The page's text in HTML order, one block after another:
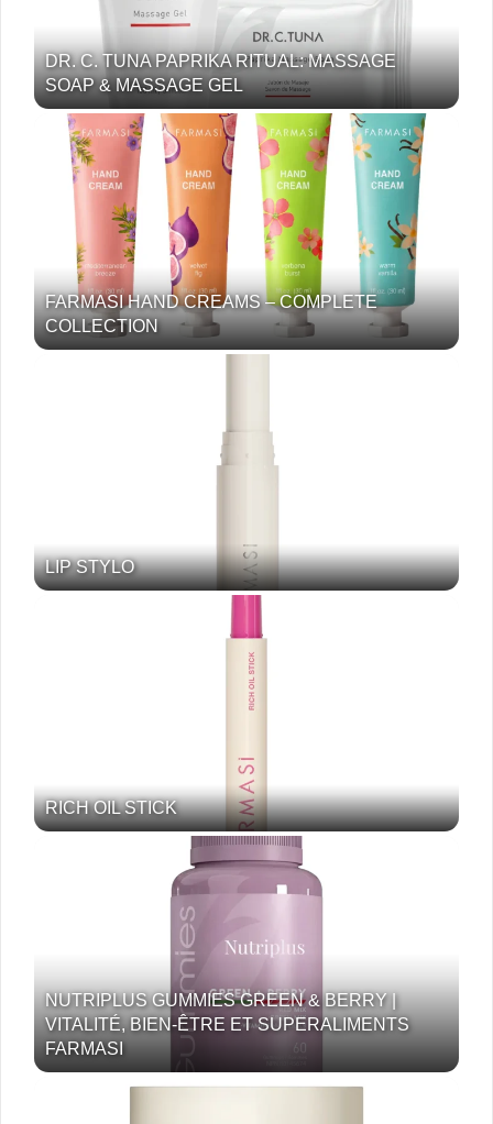
DR. C. TUNA PAPRIKA RITUAL: MASSAGE
SOAP & MASSAGE GEL
FARMASI HAND CREAMS – COMPLETE
COLLECTION
LIP STYLO
RICH OIL STICK
NUTRIPLUS GUMMIES GREEN & BERRY |
VITALITÉ, BIEN-ÊTRE ET SUPERALIMENTS
FARMASI